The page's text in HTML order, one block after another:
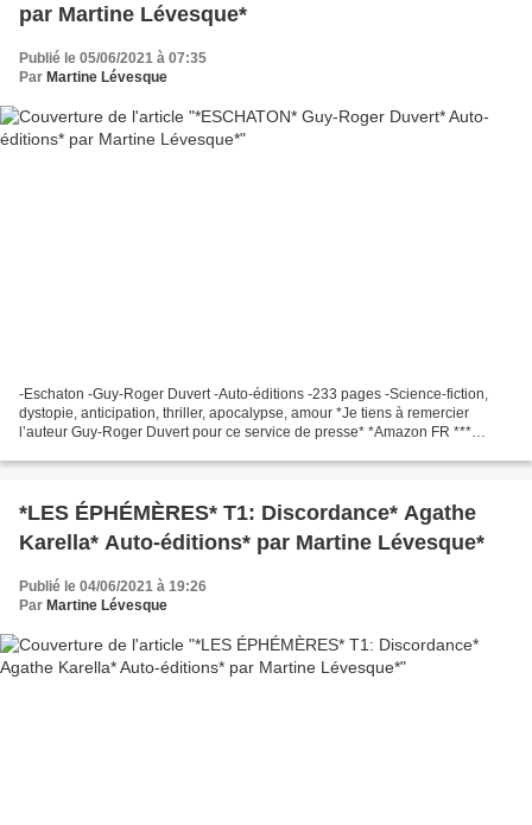
par Martine Lévesque*
Publié le 05/06/2021 à 07:35
Par Martine Lévesque
-Eschaton -Guy-Roger Duvert -Auto-éditions -233 pages -Science-fiction,
dystopie, anticipation, thriller, apocalypse, amour *Je tiens à remercier
l’auteur Guy-Roger Duvert pour ce service de presse* *Amazon FR ***
*LES ÉPHÉMÈRES* T1: Discordance* Agathe
Karella* Auto-éditions* par Martine Lévesque*
Publié le 04/06/2021 à 19:26
Par Martine Lévesque